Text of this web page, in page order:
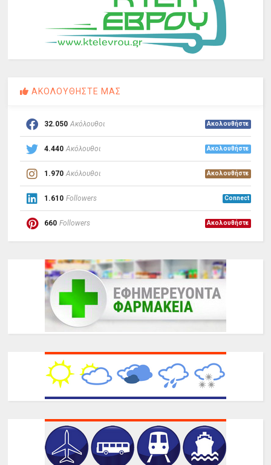
ΑΚΟΛΟΥΘΗΣΤΕ ΜΑΣ
32.050 Ακόλουθοι Ακολουθήστε
4.440 Ακόλουθοι Ακολουθήστε
1.970 Ακόλουθοι Ακολουθήστε
1.610 Followers Connect
660 Followers Ακολουθήστε